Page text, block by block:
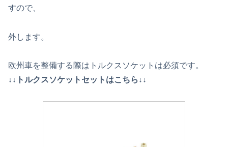
すので、
外します。
欧州車を整備する際はトルクスソケットは必須です。
↓↓トルクスソケットセットはこちら↓↓